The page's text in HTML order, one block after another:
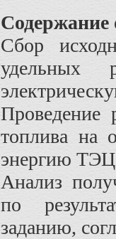
Содержание
Сбор
удельных
Проведение
топлива на
энергию ТЭЦ
Анализ
по
заданию,